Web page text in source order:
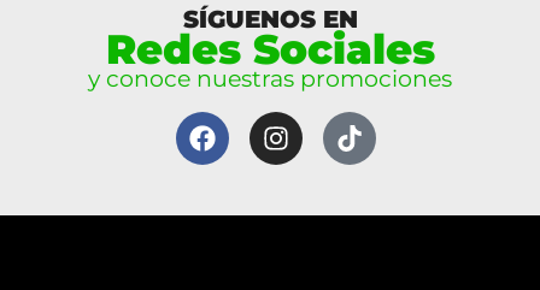
SÍGUENOS EN
Redes Sociales
y conoce nuestras promociones